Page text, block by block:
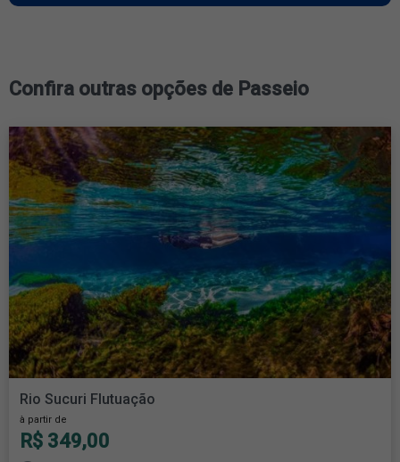
Confira outras opções de Passeio
Rio Sucuri Flutuação
à partir de
R$ 349,00